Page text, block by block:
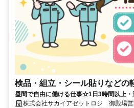
検品・組立・シール貼りなどの
昼間で自由に働ける仕事☆1日3時間以上・
す！株式会社サカイアゼットロジ 御殿場